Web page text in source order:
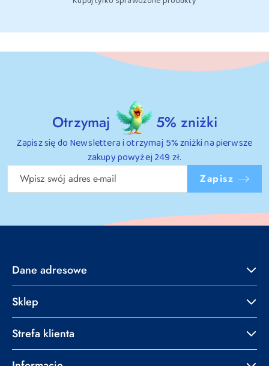
Otrzymaj 5% zniżki
Zapisz się do Newslettera i otrzymaj 5% zniżki na pierwsze
zakupy powyżej 249 zł.
Zapisz
Dane adresowe
Sklep
Strefa klienta